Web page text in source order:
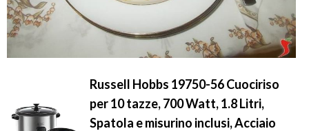
Russell Hobbs 19750-56 Cuociriso
per 10 tazze, 700 Watt, 1.8 Litri,
Spatola e misurino inclusi, Acciaio